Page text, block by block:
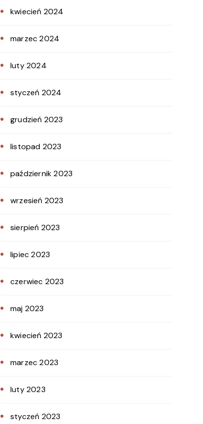
kwiecień 2024
marzec 2024
luty 2024
styczeń 2024
grudzień 2023
listopad 2023
październik 2023
wrzesień 2023
sierpień 2023
lipiec 2023
czerwiec 2023
maj 2023
kwiecień 2023
marzec 2023
luty 2023
styczeń 2023